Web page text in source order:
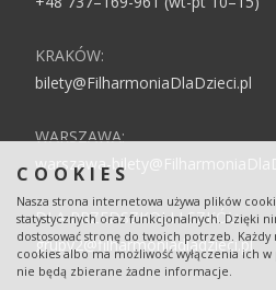
COOKIES
Nasza strona internetowa używa plików
statystycznych oraz funkcjonalnych. Dzięki
dostosować stronę do twoich potrzeb.
cookies albo ma możliwość wyłączenia ich
nie będą zbierane żadne informacje.
KRAKÓW:
bilety@FilharmoniaDlaDzieci.pl
WARSZAWA:
warszawa-
DLA PRZEDSZKOLI I SZKÓŁ:
grupy2@filharmoniadladzieci.pl